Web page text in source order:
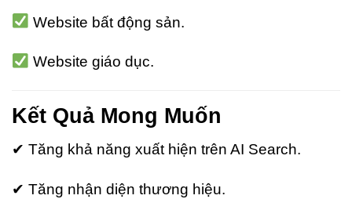
Website bất động sản.
Website giáo dục.
Kết Quả Mong Muốn
✔ Tăng khả năng xuất hiện trên AI Search.
✔ Tăng nhận diện thương hiệu.